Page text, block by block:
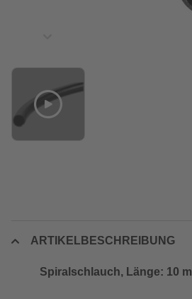
ARTIKELBESCHREIBUNG
Spiralschlauch, Länge: 10 m